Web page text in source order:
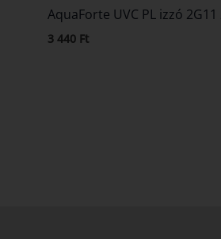
AquaForte UVC PL izzó 2G11
3 440 Ft